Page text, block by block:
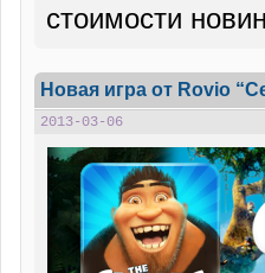
стоимости
Новая игра от Rovio
2013-03-06